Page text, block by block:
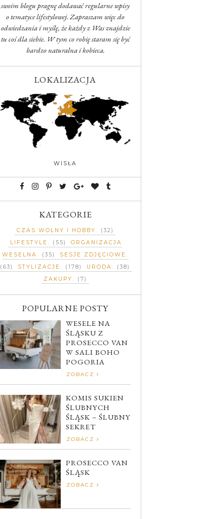
swoim blogu pragnę dodawać regularne wpisy
o tematyce lifestylowej. Zapraszam więc do
odwiedzania i myślę, że każdy z Was znajdzie
tu coś dla siebie. W tym co robię staram się być
bardzo naturalna i kobieca.
LOKALIZACJA
WISŁA
KATEGORIE
CZAS WOLNY I HOBBY
(32)
LIFESTYLE
(55)
ORGANIZACJA
WESELNA
(35)
SESJE ZDJĘCIOWE
(63)
STYLIZACJE (178) URODA
(38)
ZAKUPY
(7)
POPULARNE POSTY
WESELE NA
ŚLĄSKU Z
PROSECCO VAN
W SALI BOHO
POGORIA
ZOBACZ
KOMIS SUKIEN
ŚLUBNYCH
ŚLĄSK – ŚLUBNY
SEKRET
ZOBACZ
PROSECCO VAN
ŚLĄSK
ZOBACZ